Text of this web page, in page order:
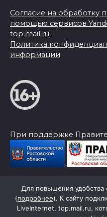
Согласие на обработку
помощью сервисов
top.mail.ru
Политика
информации
При поддержке
© 2026 Слава Труду
Для повышения удобства
(подробнее). К сайту
LiveInternet, top.mail.ru,